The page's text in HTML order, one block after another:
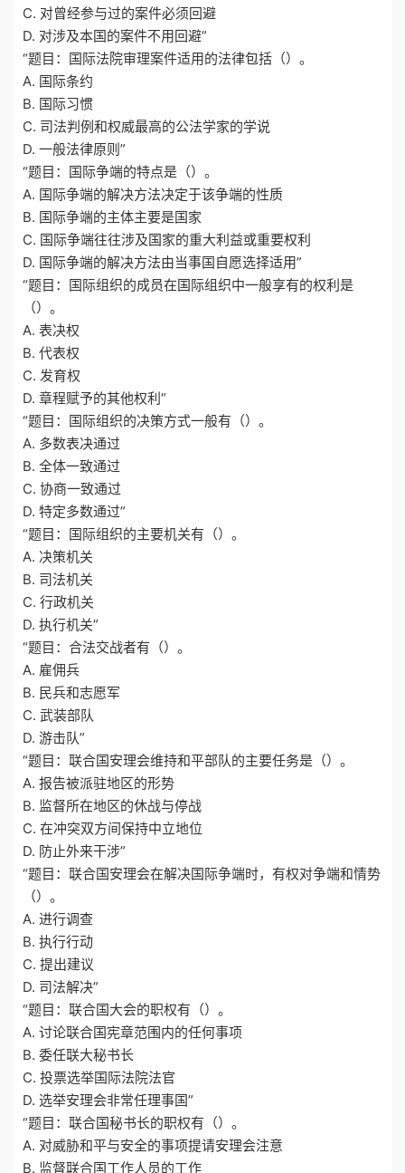
C. 对曾经参与过的案件必须回避
D. 对涉及本国的案件不用回避”
“题目：国际法院审理案件适用的法律包括（）。
A. 国际条约
B. 国际习惯
C. 司法判例和权威最高的公法学家的学说
D. 一般法律原则”
“题目：国际争端的特点是（）。
A. 国际争端的解决方法决定于该争端的性质
B. 国际争端的主体主要是国家
C. 国际争端往往涉及国家的重大利益或重要权利
D. 国际争端的解决方法由当事国自愿选择适用”
“题目：国际组织的成员在国际组织中一般享有的权利是
（）。
A. 表决权
B. 代表权
C. 发育权
D. 章程赋予的其他权利”
“题目：国际组织的决策方式一般有（）。
A. 多数表决通过
B. 全体一致通过
C. 协商一致通过
D. 特定多数通过”
“题目：国际组织的主要机关有（）。
A. 决策机关
B. 司法机关
C. 行政机关
D. 执行机关”
“题目：合法交战者有（）。
A. 雇佣兵
B. 民兵和志愿军
C. 武装部队
D. 游击队”
“题目：联合国安理会维持和平部队的主要任务是（）。
A. 报告被派驻地区的形势
B. 监督所在地区的休战与停战
C. 在冲突双方间保持中立地位
D. 防止外来干涉”
“题目：联合国安理会在解决国际争端时，有权对争端和情势
（）。
A. 进行调查
B. 执行行动
C. 提出建议
D. 司法解决”
“题目：联合国大会的职权有（）。
A. 讨论联合国宪章范围内的任何事项
B. 委任联大秘书长
C. 投票选举国际法院法官
D. 选举安理会非常任理事国”
“题目：联合国秘书长的职权有（）。
A. 对威胁和平与安全的事项提请安理会注意
B. 监督联合国工作人员的工作